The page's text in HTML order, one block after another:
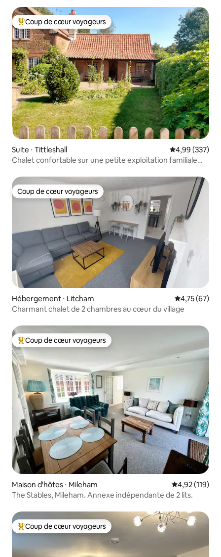
Coups de cœur voyageurs les plus appréciés
Coup de cœur voyageurs
Suite ⋅ Tittleshall Évaluation
4,99 (337)
Chalet confortable sur une petite exploitation familiale
Coup de cœur voyageurs
Coup de cœur voyageurs
Hébergement ⋅ Litcham Évaluation
4,75 (67)
Charmant chalet de 2 chambres au cœur du village
Coups de cœur voyageurs les plus appréciés
Coup de cœur voyageurs
Maison d'hôtes ⋅ Mileham Évaluation
4,92 (119)
The Stables, Mileham. Annexe indépendante de 2 lits.
Coups de cœur voyageurs les plus appréciés
Coup de cœur voyageurs